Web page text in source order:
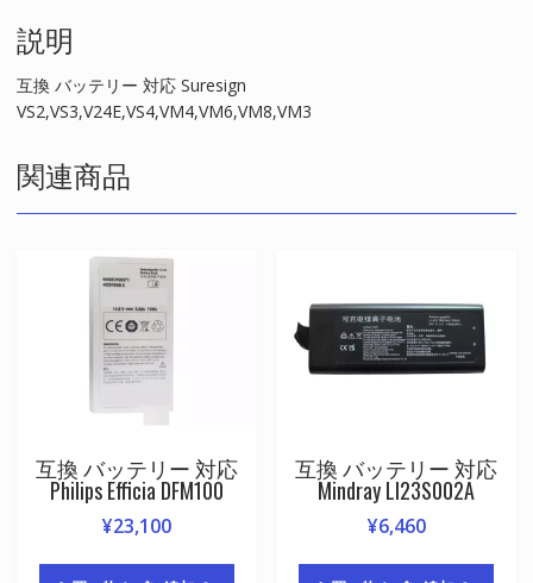
説明
互換 バッテリー 対応 Suresign
VS2,VS3,V24E,VS4,VM4,VM6,VM8,VM3
関連商品
互換 バッテリー 対応
Philips Efficia DFM100
¥23,100
互換 バッテリー 対応
Mindray LI23S002A
¥6,460